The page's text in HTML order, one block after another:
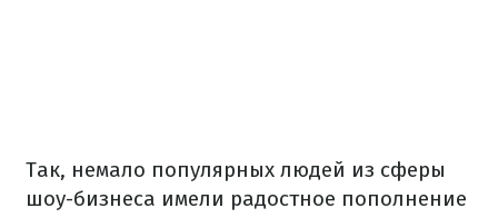
Так, немало популярных людей из сферы
шоу-бизнеса имели радостное пополнение